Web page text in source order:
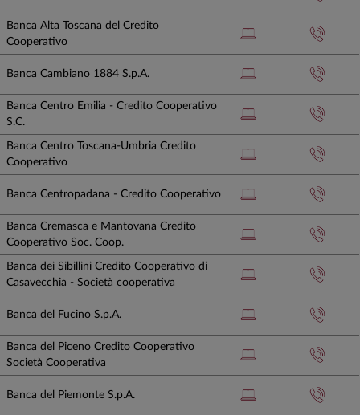
Banca Alta Toscana del Credito
Cooperativo
Banca Cambiano 1884 S.p.A.
Banca Centro Emilia - Credito Cooperativo
S.C.
Banca Centro Toscana-Umbria Credito
Cooperativo
Banca Centropadana - Credito Cooperativo
Banca Cremasca e Mantovana Credito
Cooperativo Soc. Coop.
Banca dei Sibillini Credito Cooperativo di
Casavecchia - Società cooperativa
Banca del Fucino S.p.A.
Banca del Piceno Credito Cooperativo
Società Cooperativa
Banca del Piemonte S.p.A.